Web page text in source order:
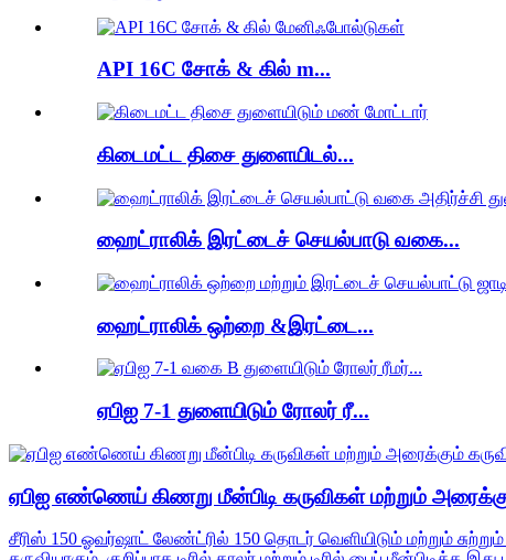
API 16C சோக் & கில் m...
கிடைமட்ட திசை துளையிடல்...
ஹைட்ராலிக் இரட்டைச் செயல்பாடு வகை...
ஹைட்ராலிக் ஒற்றை &இரட்டை...
ஏபிஐ 7-1 துளையிடும் ரோலர் ரீ...
ஏபிஐ எண்ணெய் கிணறு மீன்பிடி கருவிகள் மற்றும்
சீரிஸ் 150 ஓவர்ஷாட் லேண்ட்ரில் 150 தொடர் வெளியிடும் மற்றும்